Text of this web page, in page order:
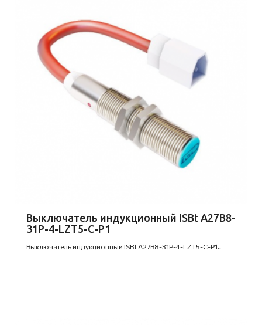
Выключатель индукционный ISBt A27B8-
31P-4-LZT5-C-P1
Выключатель индукционный ISBt A27B8-31P-4-LZT5-C-P1..